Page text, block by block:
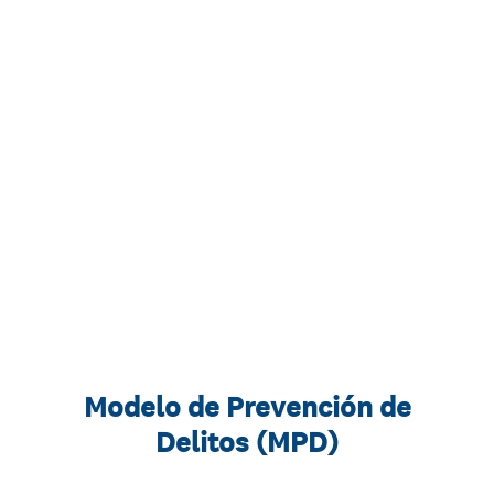
Modelo de Prevención de
Delitos (MPD)